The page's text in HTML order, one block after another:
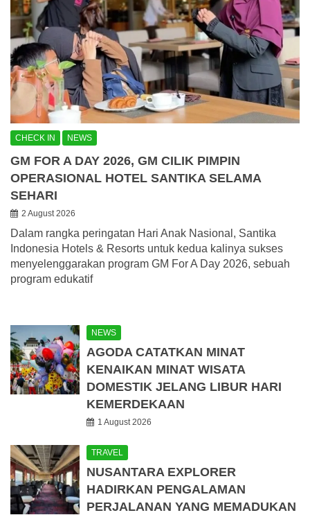
CHECK IN NEWS
GM FOR A DAY 2026, GM CILIK PIMPIN
OPERASIONAL HOTEL SANTIKA SELAMA
SEHARI
2 August 2026
Dalam rangka peringatan Hari Anak Nasional, Santika
Indonesia Hotels & Resorts untuk kedua kalinya sukses
menyelenggarakan program GM For A Day 2026, sebuah
program edukatif
NEWS
AGODA CATATKAN MINAT
KENAIKAN MINAT WISATA
DOMESTIK JELANG LIBUR HARI
KEMERDEKAAN
1 August 2026
TRAVEL
NUSANTARA EXPLORER
HADIRKAN PENGALAMAN
PERJALANAN YANG MEMADUKAN